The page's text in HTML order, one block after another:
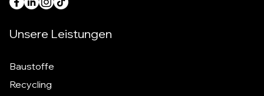
Unsere Leistungen
Baustoffe
Recycling